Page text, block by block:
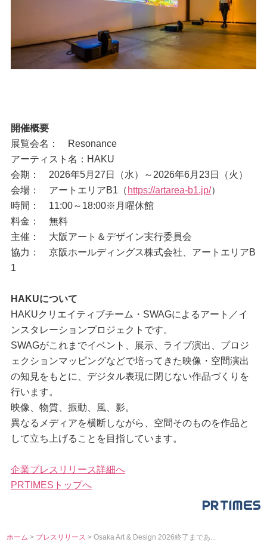
開催概要
展覧会名： Resonance
アーティスト名：HAKU
会期： 2026年5月27日（水）～2026年6月23日（火）
会場： アートエリアB1（ https://artarea-b1.jp/）
時間： 11:00～18:00※月曜休館
料金： 無料
主催： 大阪アート＆デザイン実行委員会
協力： 京阪ホールディングス株式会社、アートエリアB
1
HAKUについて
HAKUクリエイティブチーム・SWAGによるアート／イ
ンスタレーションプロジェクトです。
SWAGがこれまでイベント、展示、ライブ演出、プロジ
ェクションマッピングなどで培ってきた映像・空間演出
の知見をもとに、デジタル表現に閉じない作品づくりを
行います。
映像、物質、振動、風、影。
異なるメディアを横断しながら、空間そのものを作品と
して立ち上げることを目指しています。
企業プレスリリース詳細へ
PRTIMESトップへ
ホーム > プレスリリース> Osaka Art & Design 2026終了まであ...